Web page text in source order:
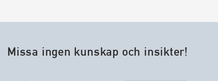
Missa ingen kunskap och insikter!